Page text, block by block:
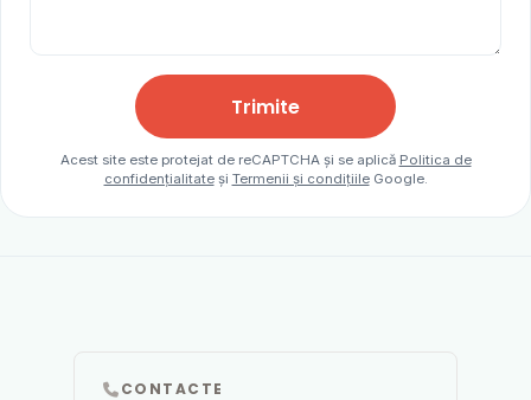
Trimite
Acest site este protejat de reCAPTCHA și se aplică Politica de
confidențialitateși Termenii și condițiileGoogle.
CONTACTE